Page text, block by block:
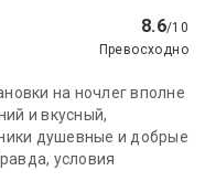
8.6/10
Превосходно
на ночлег вполне
и вкусный,
душевные и добрые
условия